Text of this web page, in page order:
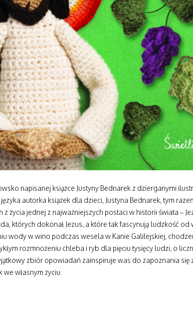
napisanej książce Justyny Bednarek z dzierganymi
autorka książek dla dzieci, Justyna Bednarek, tym
życia jednej z najważniejszych postaci w historii świata –
których dokonał Jezus, a które tak fascynują ludzkość od
wody w wino podczas wesela w Kanie Galilejskiej,
rozmnożeniu chleba i ryb dla pięciu tysięcy ludzi, o
zbiór opowiadań zainspiruje was do zapoznania się
własnym życiu.